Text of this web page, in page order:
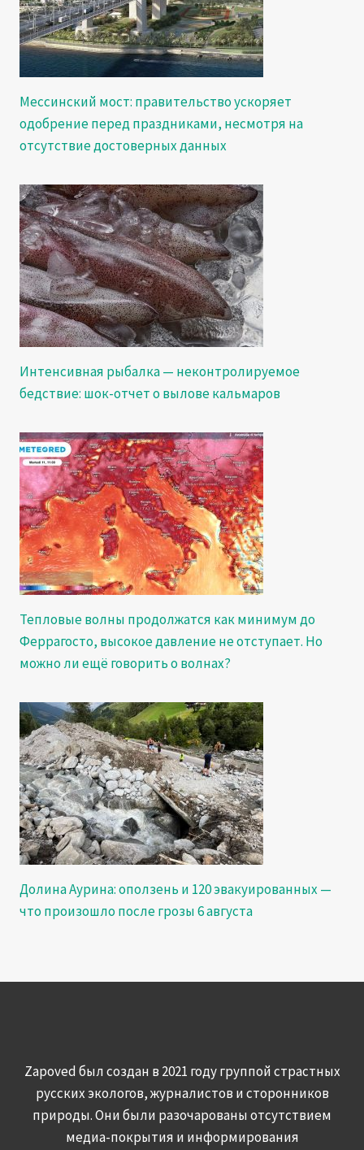
Мессинский мост: правительство ускоряет
одобрение перед праздниками, несмотря на
отсутствие достоверных данных
Интенсивная рыбалка — неконтролируемое
бедствие: шок-отчет о вылове кальмаров
Тепловые волны продолжатся как минимум до
Феррагосто, высокое давление не отступает. Но
можно ли ещё говорить о волнах?
Долина Аурина: оползень и 120 эвакуированных —
что произошло после грозы 6 августа
Zapoved был создан в 2021 году группой страстных
русских экологов, журналистов и сторонников
природы. Они были разочарованы отсутствием
медиа-покрытия и информирования